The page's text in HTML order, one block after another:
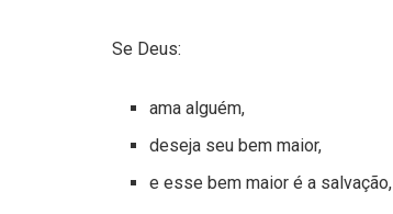
Se Deus:
ama alguém,
deseja seu bem maior,
e esse bem maior é a salvação,